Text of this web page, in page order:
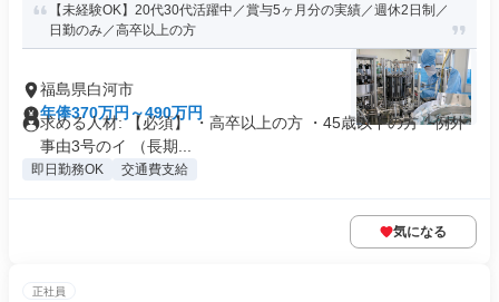
【未経験OK】20代30代活躍中／賞与5ヶ月分の実績／週休2日制／
日勤のみ／高卒以上の方
福島県白河市
年俸370万円～490万円
求める人材: 【必須】 ・高卒以上の方 ・45歳以下の方 └例外
事由3号のイ （長期...
即日勤務OK 交通費支給
気になる
正社員